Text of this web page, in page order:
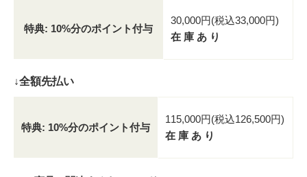
特典: 10%分のポイント付与
30,000円(税込33,000円)
在 庫 あ り
↓全額先払い
特典: 10%分のポイント付与
115,000円(税込126,500円)
在 庫 あ り